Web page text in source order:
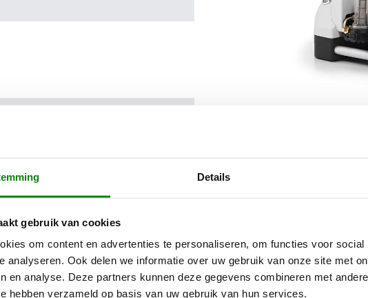
Details
gebruik van cookies
om content en advertenties te personaliseren, om functies voor
analyseren. Ook delen we informatie over uw gebruik van onze site met
en analyse. Deze partners kunnen deze gegevens combineren met
hebben verzameld op basis van uw gebruik van hun services.
water